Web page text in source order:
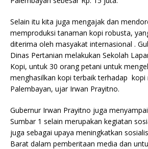
Selain itu kita juga mengajak dan
memproduksi tanaman kopi robusta,
diterima oleh masyakat internasional .
Dinas Pertanian melakukan Sekolah
Kopi, untuk 30 orang petani untuk
menghasilkan kopi terbaik terhadap
Palembayan, ujar Irwan Prayitno.
Gubernur Irwan Prayitno juga
Sumbar 1 selain merupakan kegiatan
juga sebagai upaya meningkatkan
Barat dalam pemberitaan media dan